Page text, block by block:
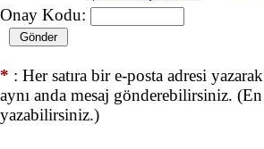
Onay Kodu:
* : Her satıra bir e-posta adresi
aynı anda mesaj gönderebilirsiniz.
yazabilirsiniz.)